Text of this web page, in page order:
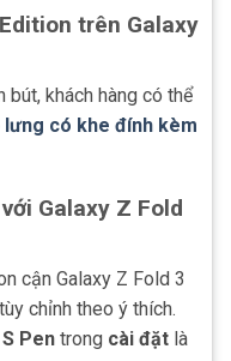
trên Galaxy
bút, khách hàng có thể
lưng có khe đính kèm
Galaxy Z Fold
cận Galaxy Z Fold 3
chỉnh theo ý thích.
S Pen trong cài đặt là